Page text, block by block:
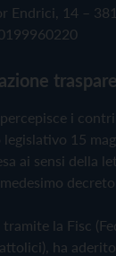
Endrici, 14 –
i
15
ai sensi della
decreto
la Fisc
ha